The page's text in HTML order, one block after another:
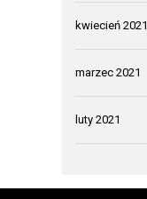
kwiecień 2021
marzec 2021
luty 2021